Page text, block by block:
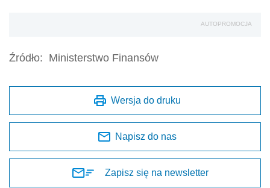
AUTOPROMOCJA
Źródło: Ministerstwo Finansów
Wersja do druku
Napisz do nas
Zapisz się na newsletter